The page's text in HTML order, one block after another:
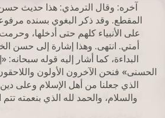
آخره: وقال الترمذي: هذا حديث
المقطع. وقد ذكر البغوي بسنده
على الأنبياء كلهم حتى أدخلها،
أمتي. انتهى. وهذا إشارة إلى حسن
البداءة، كما أشار إليه قوله
الحسنى» فنحن الآخرون الأولون
الذي جعلنا من أهل الإسلام وعلى دين
والسلام، والحمد لله الذي بنعمته